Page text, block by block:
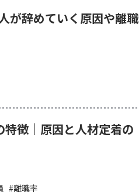
が辞めていく原因や離職
徴｜原因と人材定着の
離職率